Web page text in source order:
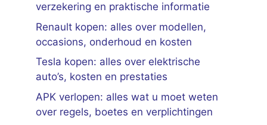
verzekering en praktische informatie
Renault kopen: alles over modellen,
occasions, onderhoud en kosten
Tesla kopen: alles over elektrische
auto’s, kosten en prestaties
APK verlopen: alles wat u moet weten
over regels, boetes en verplichtingen